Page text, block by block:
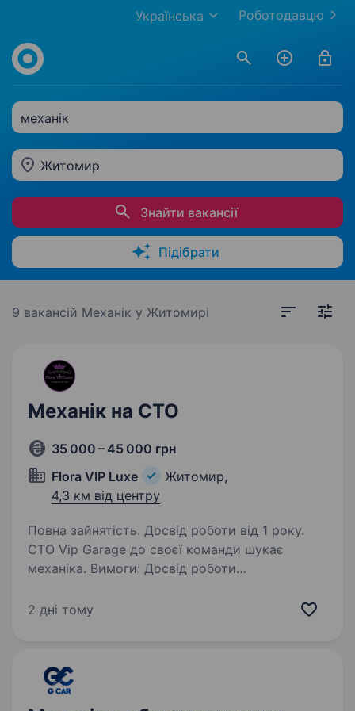
Роботодавцю
Українська
механік
Житомир
Знайти вакансії
Підібрати
9 вакансій Механік у Житомирі
Механік на СТО
35 000 – 45 000 грн
Flora VIP Luxe
Житомир,
4,3 км від центру
Повна зайнятість. Досвід роботи від 1 року.
СТО Vip Garage до своєї команди шукає
механіка. Вимоги: Досвід роботи
працювати в команді та дотримуватися
2 дні тому